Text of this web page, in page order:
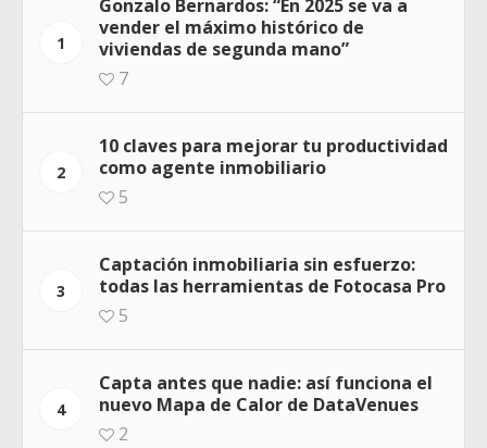
1
Gonzalo Bernardos: “En 2025 se va a
vender el máximo histórico de
viviendas de segunda mano”
7
2
10 claves para mejorar tu productividad
como agente inmobiliario
5
3
Captación inmobiliaria sin esfuerzo:
todas las herramientas de Fotocasa Pro
5
4
Capta antes que nadie: así funciona el
nuevo Mapa de Calor de DataVenues
2